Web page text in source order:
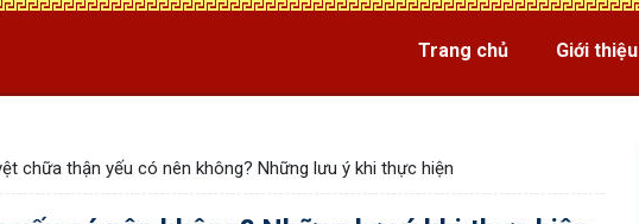
Trang chủ Giới thiệu
chữa thận yếu có nên không? Những lưu ý khi thực hiện